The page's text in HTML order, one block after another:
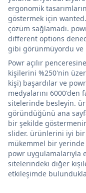
ergonomik
göstermek için
çözüm sağlamadı.
different options
gibi görünmüyordu ve
Powr açılır
kişilerini %250'nin
kişi) başardılar ve
medyalarını 6000'den
sitelerinde besleyin.
göründüğünü ana
bir şekilde
slider. ürünlerini iyi
mükemmel bir yerinde
powr uygulamalarıyla
sitelerindeki diğer
etkileşimde